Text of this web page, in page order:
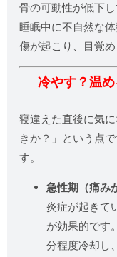
骨の可動性が低下
睡眠中に不自然な
傷が起こり、目覚
冷やす？温
寝違えた直後に気
きか？」という点
す。
急性期（痛み
炎症が起きて
が効果的です
分程度冷却し